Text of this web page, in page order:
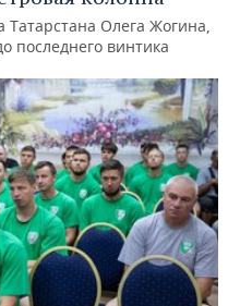
Татарстана Олега Жогина,
последнего винтика